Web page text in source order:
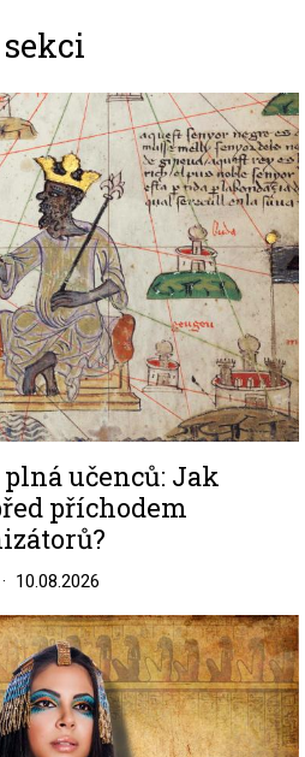
učenců: Jak
příchodem
10.08.2026